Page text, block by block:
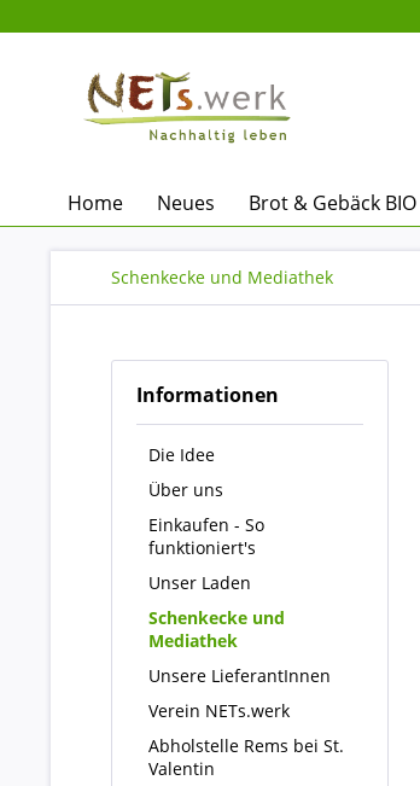
Home Neues Brot & Gebäck BIO
Schenkecke und Mediathek
Informationen
Die Idee
Über uns
Einkaufen - So
funktioniert's
Unser Laden
Schenkecke und
Mediathek
Unsere LieferantInnen
Verein NETs.werk
Abholstelle Rems bei St.
Valentin